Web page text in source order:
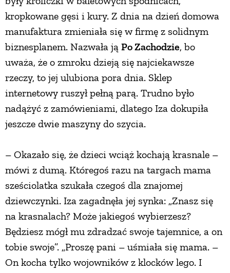
kropkowane gęsi i kury. Z dnia na dzień domowa
manufaktura zmieniała się w firmę z solidnym
biznesplanem. Nazwała ją Po Zachodzie, bo
uważa, że o zmroku dzieją się najciekawsze
rzeczy, to jej ulubiona pora dnia. Sklep
internetowy ruszył pełną parą. Trudno było
nadążyć z zamówieniami, dlatego Iza dokupiła
jeszcze dwie maszyny do szycia.
– Okazało się, że dzieci wciąż kochają krasnale –
mówi z dumą. Któregoś razu na targach mama
sześciolatka szukała czegoś dla znajomej
dziewczynki. Iza zagadnęła jej synka: „Znasz się
na krasnalach? Może jakiegoś wybierzesz?
Będziesz mógł mu zdradzać swoje tajemnice, a on
tobie swoje”. „Proszę pani – uśmiała się mama. –
On kocha tylko wojowników z klocków lego. I